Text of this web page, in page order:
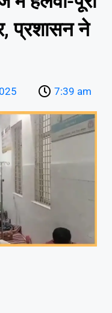
प्रशासन ने
7:39 am